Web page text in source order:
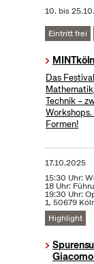
10. bis
Eintritt frei
Das
Technik –
Formen!
17.10.2025
15:30 Uhr:
18 Uhr:
19:30 Uhr:
1, 50679
Highlight